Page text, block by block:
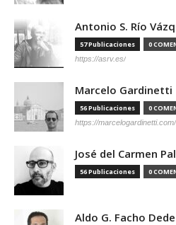
Antonio S. Río
57 Publicaciones 0
https://asrv.es/
Marcelo Gardinetti
56 Publicaciones 0
https://marcelogardinetti.com/
José del Carmen
56 Publicaciones 0
Aldo G. Facho Dede